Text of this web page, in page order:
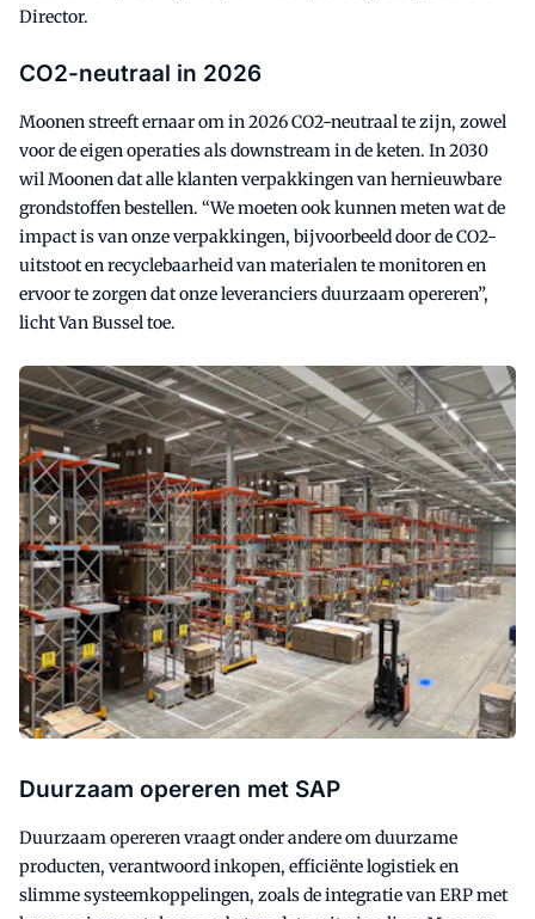
Director.
CO2-neutraal in 2026
Moonen streeft ernaar om in 2026 CO2-neutraal te zijn, zowel
voor de eigen operaties als downstream in de keten. In 2030
wil Moonen dat alle klanten verpakkingen van hernieuwbare
grondstoffen bestellen. “We moeten ook kunnen meten wat de
impact is van onze verpakkingen, bijvoorbeeld door de CO2-
uitstoot en recyclebaarheid van materialen te monitoren en
ervoor te zorgen dat onze leveranciers duurzaam opereren”,
licht Van Bussel toe.
Duurzaam opereren met SAP
Duurzaam opereren vraagt onder andere om duurzame
producten, verantwoord inkopen, efficiënte logistiek en
slimme systeemkoppelingen, zoals de integratie van ERP met